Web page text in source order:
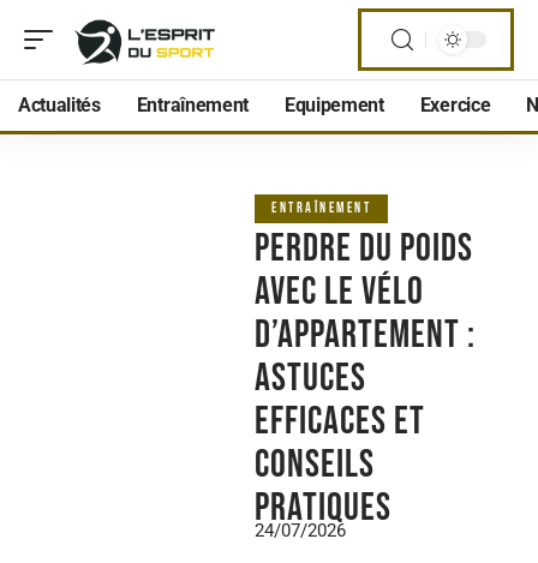
Actualités Entraînement Equipement Exercice
ENTRAÎNEMENT
Perdre du poids
avec le vélo
d’appartement :
astuces
efficaces et
conseils
pratiques
24/07/2026